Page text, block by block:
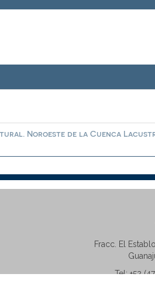
Noroeste de la Cuenca
Fracc. El
Tel: +52